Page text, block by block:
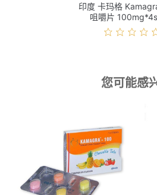
印度 卡玛格
咀嚼片
您可能感